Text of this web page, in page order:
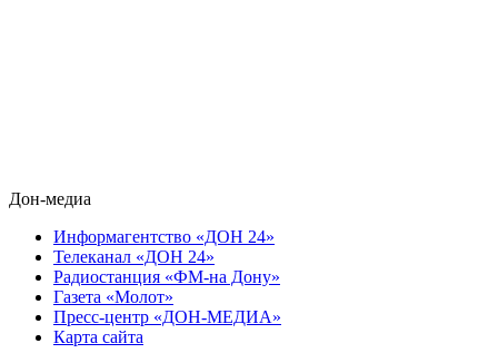
Дон-медиа
Информагентство «ДОН 24»
Телеканал «ДОН 24»
Радиостанция «ФМ-на Дону»
Газета «Молот»
Пресс-центр «ДОН-МЕДИА»
Карта сайта